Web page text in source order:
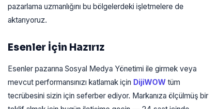
pazarlama uzmanlığını bu bölgelerdeki işletmelere de
aktarıyoruz.
Esenler İçin Hazırız
Esenler pazarına Sosyal Medya Yönetimi ile girmek veya
mevcut performansınızı katlamak için DijiWOW tüm
tecrübesini sizin için seferber ediyor. Markanıza ölçülmüş bir